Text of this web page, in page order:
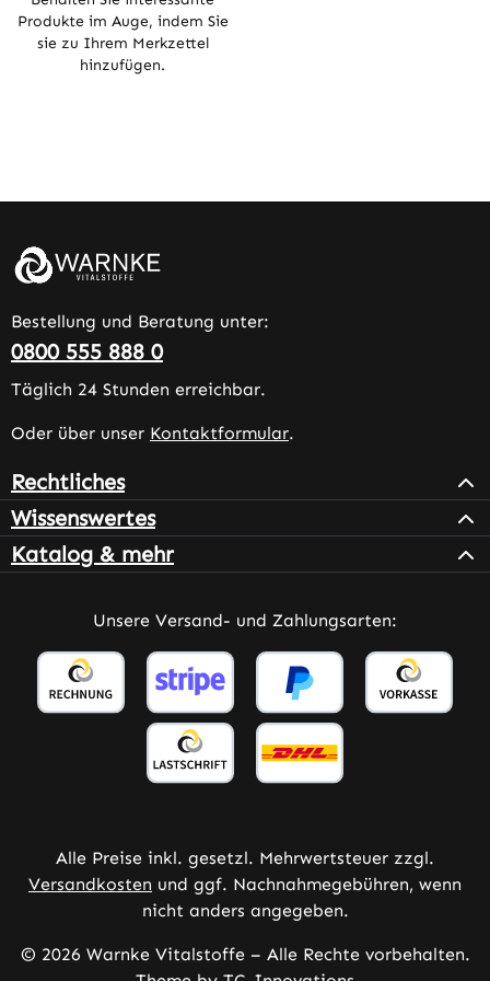
Produkte im Auge, indem Sie
sie zu Ihrem Merkzettel
hinzufügen.
Bestellung und Beratung unter:
0800 555 888 0
Täglich 24 Stunden erreichbar.
Oder über unser Kontaktformular.
Rechtliches
Wissenswertes
Katalog & mehr
Unsere Versand- und Zahlungsarten:
Alle Preise inkl. gesetzl. Mehrwertsteuer zzgl.
Versandkosten und ggf. Nachnahmegebühren, wenn
nicht anders angegeben.
© 2026 Warnke Vitalstoffe – Alle Rechte vorbehalten.